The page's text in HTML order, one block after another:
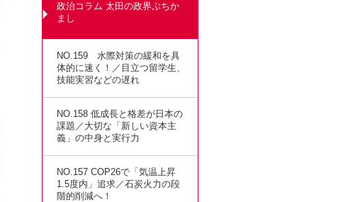
政治コラム 太田の政界ぶちか
まし
NO.159 水際対策の緩和を具
体的に速く！／目立つ留学生、
技能実習などの遅れ
NO.158 低成長と格差が日本の
課題／大切な「新しい資本主
義」の中身と実行力
NO.157 COP26で「気温上昇
1.5度内」追求／石炭火力の段
階的削減へ！